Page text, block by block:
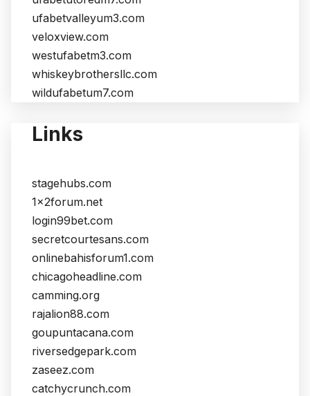
ufabetvalleyum3.com
veloxview.com
westufabetm3.com
whiskeybrothersllc.com
wildufabetum7.com
Links
stagehubs.com
1x2forum.net
login99bet.com
secretcourtesans.com
onlinebahisforum1.com
chicagoheadline.com
camming.org
rajalion88.com
goupuntacana.com
riversedgepark.com
zaseez.com
catchycrunch.com